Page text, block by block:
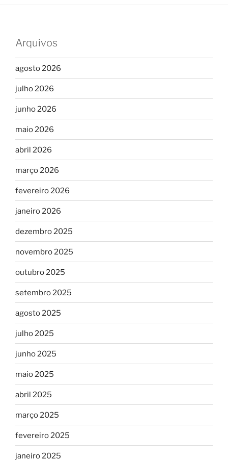
Arquivos
agosto 2026
julho 2026
junho 2026
maio 2026
abril 2026
março 2026
fevereiro 2026
janeiro 2026
dezembro 2025
novembro 2025
outubro 2025
setembro 2025
agosto 2025
julho 2025
junho 2025
maio 2025
abril 2025
março 2025
fevereiro 2025
janeiro 2025